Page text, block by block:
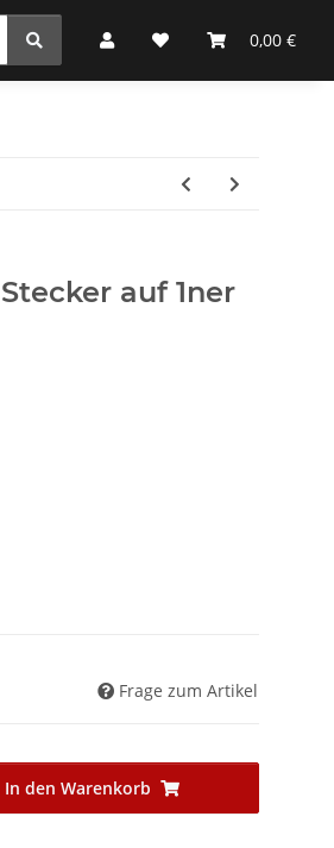
0,00 €
auf 1ner
Frage zum Artikel
In den Warenkorb